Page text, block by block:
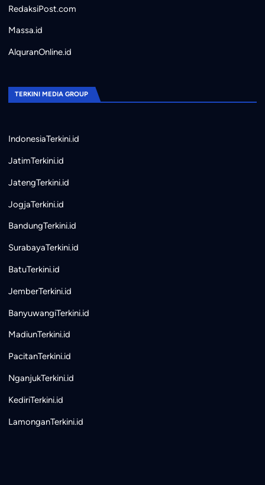
RedaksiPost.com
Massa.id
AlquranOnline.id
TERKINI MEDIA GROUP
IndonesiaTerkini.id
JatimTerkini.id
JatengTerkini.id
JogjaTerkini.id
BandungTerkini.id
SurabayaTerkini.id
BatuTerkini.id
JemberTerkini.id
BanyuwangiTerkini.id
MadiunTerkini.id
PacitanTerkini.id
NganjukTerkini.id
KediriTerkini.id
LamonganTerkini.id